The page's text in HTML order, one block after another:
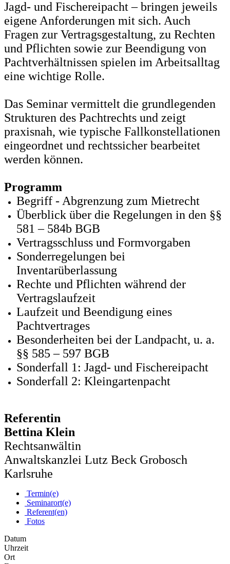
Jagd- und Fischereipacht – bringen jeweils
eigene Anforderungen mit sich. Auch
Fragen zur Vertragsgestaltung, zu Rechten
und Pflichten sowie zur Beendigung von
Pachtverhältnissen spielen im Arbeitsalltag
eine wichtige Rolle.
Das Seminar vermittelt die grundlegenden
Strukturen des Pachtrechts und zeigt
praxisnah, wie typische Fallkonstellationen
eingeordnet und rechtssicher bearbeitet
werden können.
Programm
Begriff - Abgrenzung zum Mietrecht
Überblick über die Regelungen in den §§
581 – 584b BGB
Vertragsschluss und Formvorgaben
Sonderregelungen bei
Inventarüberlassung
Rechte und Pflichten während der
Vertragslaufzeit
Laufzeit und Beendigung eines
Pachtvertrages
Besonderheiten bei der Landpacht, u. a.
§§ 585 – 597 BGB
Sonderfall 1: Jagd- und Fischereipacht
Sonderfall 2: Kleingartenpacht
­­­Referentin
Bettina Klein
Rechtsanwältin
Anwaltskanzlei Lutz Beck Grobosch
Karlsruhe
Termin(e)
Seminarort(e)
Referent(en)
Fotos
Datum
Uhrzeit
Ort